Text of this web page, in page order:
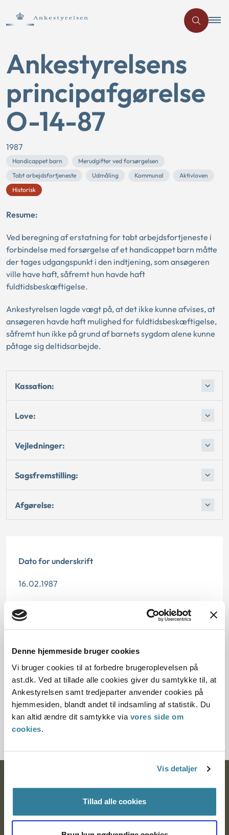
Denne hjemmeside bruger cookies
Vi bruger cookies til at forbedre brugeroplevelsen på
ast.dk. Ved at tillade alle cookies giver du samtykke til, at
Ankestyrelsen samt tredjeparter anvender cookies på
hjemmesiden, blandt andet til indsamling af statistik. Du
kan altid ændre dit samtykke via vores side om
cookies.
Vis detaljer
Tillad alle cookies
Ankestyrelsens
principafgørelse
O-14-87
1987
Handicappet barn
Merudgifter ved forsørgelsen
Tabt arbejdsfortjeneste
Udmåling Kommunal
Aktivloven
Historisk
Resume:
Ved beregning af erstatning for tabt arbejdsfortjeneste i
forbindelse med forsørgelse af et handicappet barn måtte
der tages udgangspunkt i den indtjening, som ansøgeren
ville have haft, såfremt hun havde haft
fuldtidsbeskæftigelse.
Ankestyrelsen lagde vægt på, at det ikke kunne afvises, at
ansøgeren havde haft mulighed for fuldtidsbeskæftigelse,
såfremt hun ikke på grund af barnets sygdom alene kunne
påtage sig deltidsarbejde.
Kassation:
Love:
Vejledninger:
Sagsfremstilling:
Afgørelse:
Dato for underskrift
16.02.1987
12.07.2013
Paragraf
§ 48
Journalnummer